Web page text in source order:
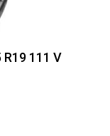
111 V